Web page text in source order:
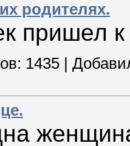
родителях.
пришел к
1435